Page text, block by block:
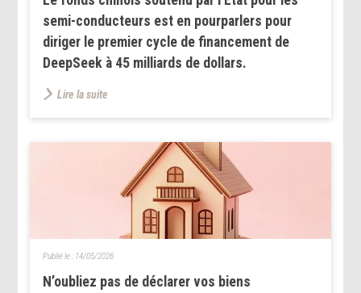
semi-conducteurs est en pourparlers pour
diriger le premier cycle de financement de
DeepSeek à 45 milliards de dollars.
Lire la suite
N’oubliez pas de déclarer vos biens
Publié le : 14/05/2026